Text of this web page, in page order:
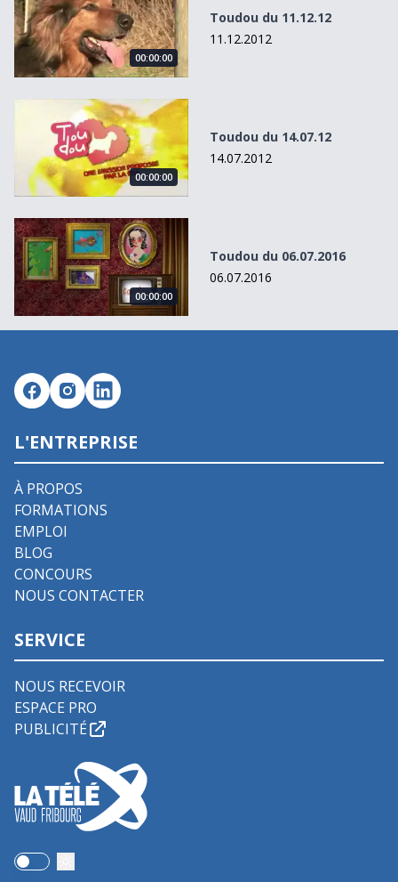
00:00:00
Toudou du 11.12.12
11.12.2012
Toudou du 14.07.12
00:00:00
Toudou du 14.07.12
14.07.2012
Toudou du 06.07.2016
00:00:00
Toudou du 06.07.2016
06.07.2016
L'ENTREPRISE
À PROPOS
FORMATIONS
EMPLOI
BLOG
CONCOURS
NOUS CONTACTER
SERVICE
NOUS RECEVOIR
ESPACE PRO
PUBLICITÉ
Use setting